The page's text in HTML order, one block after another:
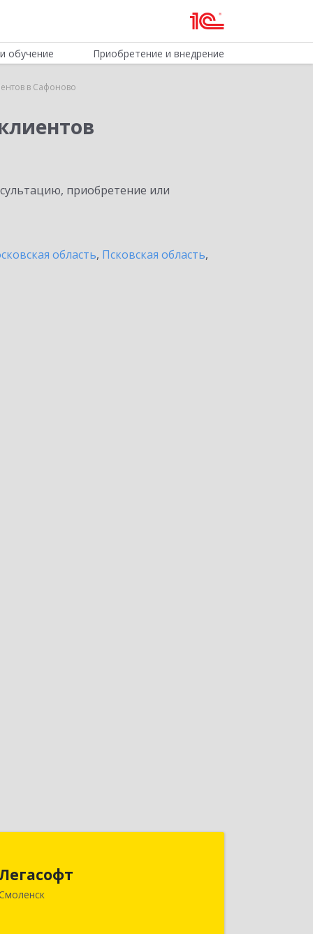
обучение Приобретение и внедрение
в Сафоново
приобретение или
область, Псковская область,
214018, Смоленская обл, Смоленск г,
Ново-Рославльская ул, дом № 13